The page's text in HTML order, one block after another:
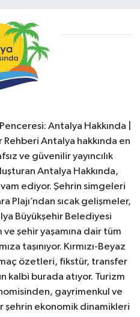
Antalya Hakkında |
Rehberi Antalya hakkında en
ve güvenilir yayıncılık
Antalya Hakkında,
ediyor. Şehrin simgeleri
Plajı’ndan sıcak gelişmeler,
Büyükşehir Belediyesi
şehir yaşamına dair tüm
taşınıyor. Kırmızı-Beyaz
özetleri, fikstür, transfer
kalbi burada atıyor. Turizm
gayrimenkul ve
ekonomik dinamikleri